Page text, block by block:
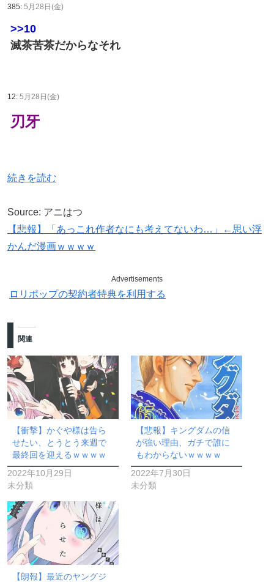
385: 5月28日(金)
>>10
滅茶苦茶だからなそれ
12: 5月28日(金)
刃牙
続きを読む
Source: アニはつ
【悲報】「あっこれ作者なにも考えてないわ…」←思い浮
かんだ漫画ｗｗｗｗ
Advertisements
ロリポップの契約者特典を利用する
関連
【衝撃】かぐや様は告ら
せたい、とうとう来週で
最終回を迎えるｗｗｗｗ
2022年10月29日
未分類
【悲報】キングダムの信
が強い理由、ガチで誰に
もわからないｗｗｗｗ
2022年7月30日
未分類
【朗報】最近のヤングジ